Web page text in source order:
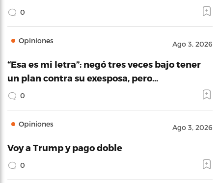
0
Opiniones Ago 3, 2026
“Esa es mi letra”: negó tres veces bajo tener
un plan contra su exesposa, pero…
0
Opiniones Ago 3, 2026
Voy a Trump y pago doble
0